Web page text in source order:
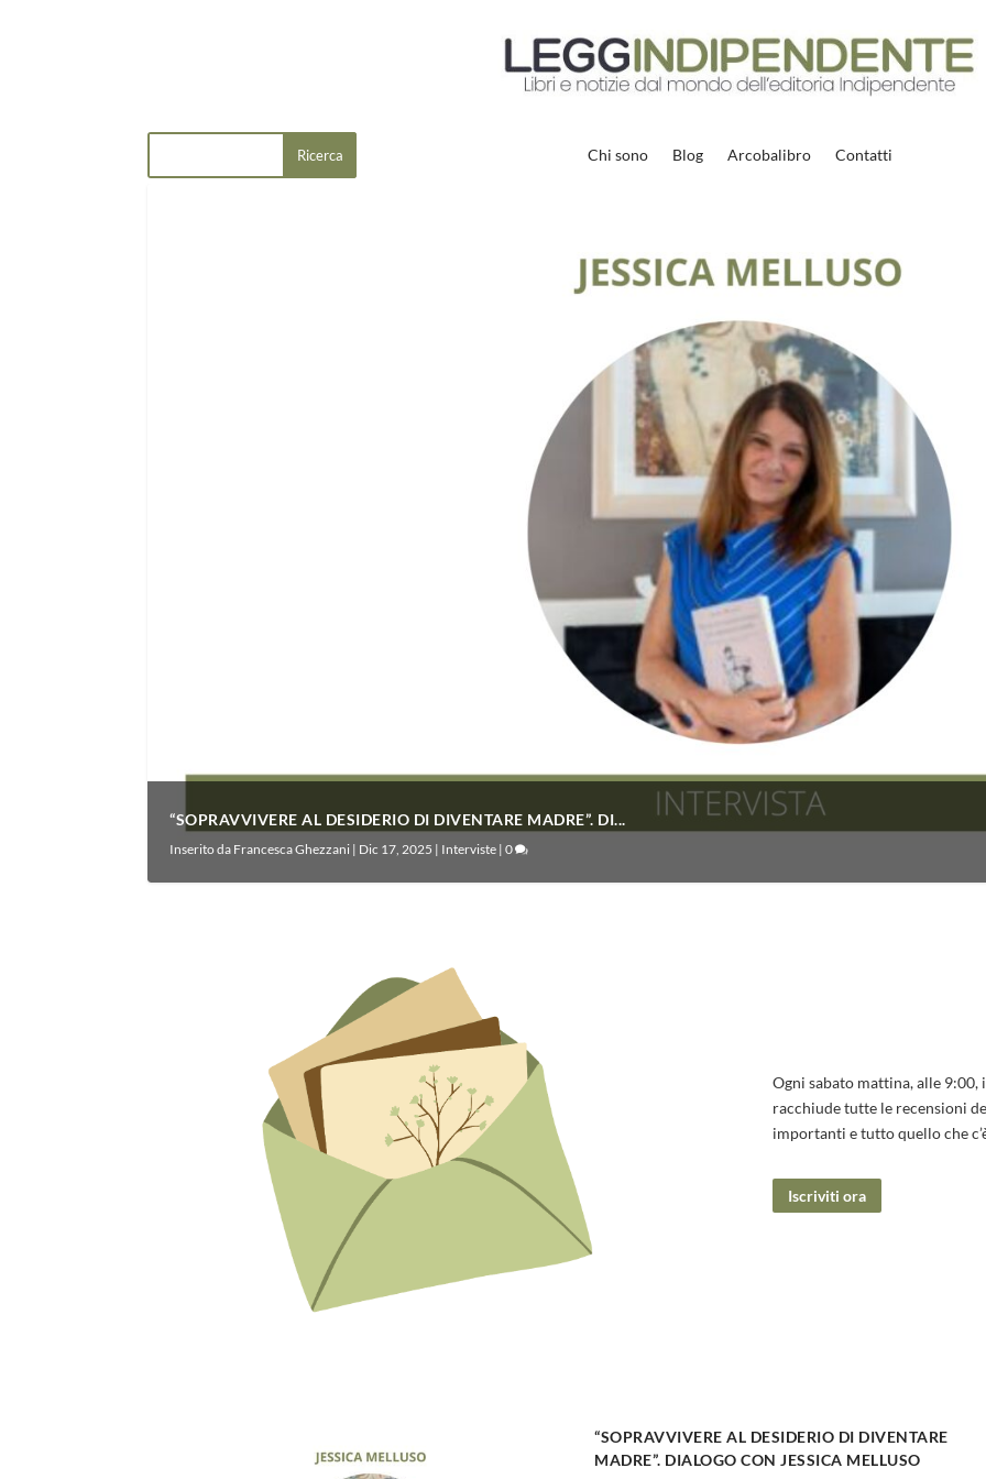
Chi sono Blog Arcobalibro Contatti
“SOPRAVVIVERE AL DESIDERIO DI DIVENTARE MADRE”. DI...
Inserito da Francesca Ghezzani | Dic 17, 2025 | Interviste |0
Ogni sabato mattina, alle
racchiude tutte le recensioni
importanti e tutto quello che
Iscriviti ora
“SOPRAVVIVERE AL DESIDERIO DI DIVENTARE
MADRE”. DIALOGO CON JESSICA MELLUSO